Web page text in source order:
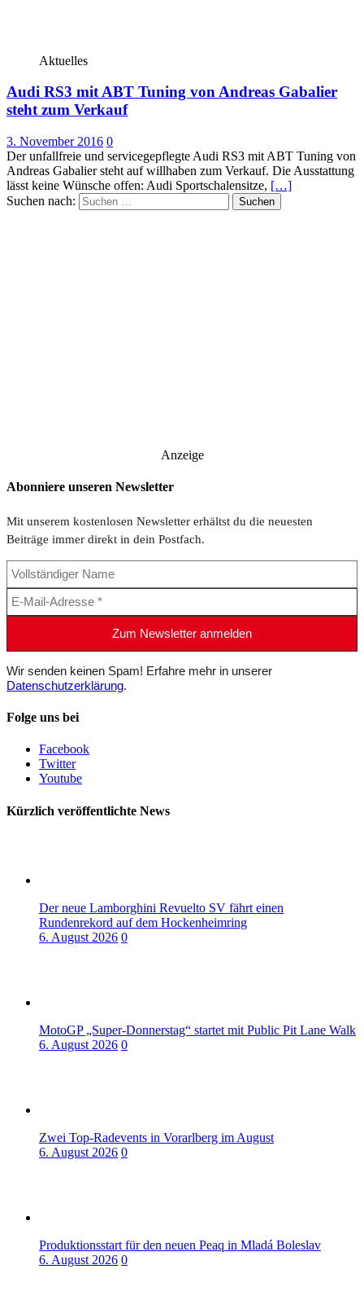
Aktuelles
Audi RS3 mit ABT Tuning von Andreas Gabalier
steht zum Verkauf
3. November 2016 0
Der unfallfreie und servicegepflegte Audi RS3 mit ABT Tuning von
Andreas Gabalier steht auf willhaben zum Verkauf. Die Ausstattung
lässt keine Wünsche offen: Audi Sportschalensitze, […]
Suchen nach:
Anzeige
Abonniere unseren Newsletter
Mit unserem kostenlosen Newsletter erhältst du die neuesten
Beiträge immer direkt in dein Postfach.
Wir senden keinen Spam! Erfahre mehr in unserer
Datenschutzerklärung.
Folge uns bei
Facebook
Twitter
Youtube
Kürzlich veröffentlichte News
Der neue Lamborghini Revuelto SV fährt einen
Rundenrekord auf dem Hockenheimring
6. August 2026 0
MotoGP „Super-Donnerstag“ startet mit Public Pit Lane Walk
6. August 2026 0
Zwei Top-Radevents in Vorarlberg im August
6. August 2026 0
Produktionsstart für den neuen Peaq in Mladá Boleslav
6. August 2026 0